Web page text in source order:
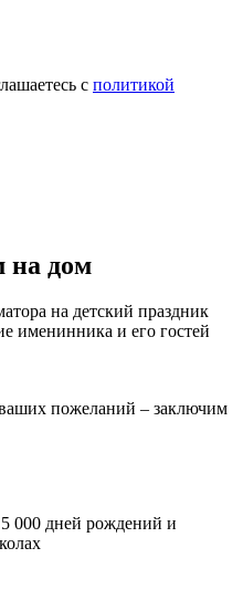
с политикой
на дом
на детский праздник
именинника и его гостей
пожеланий – заключим
000 дней рождений и